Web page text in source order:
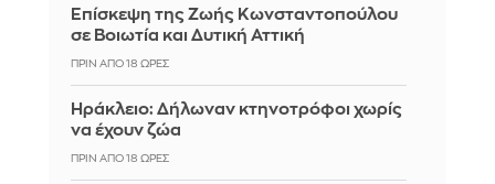
Επίσκεψη της Ζωής Κωνσταντοπούλου
σε Βοιωτία και Δυτική Αττική
ΠΡΙΝ ΑΠΌ 18 ΏΡΕΣ
Ηράκλειο: Δήλωναν κτηνοτρόφοι χωρίς
να έχουν ζώα
ΠΡΙΝ ΑΠΌ 18 ΏΡΕΣ